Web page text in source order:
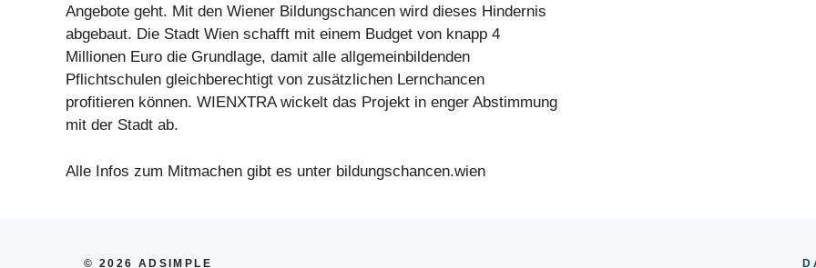
Angebote geht. Mit den Wiener Bildungschancen wird dieses Hindernis
abgebaut. Die Stadt Wien schafft mit einem Budget von knapp 4
Millionen Euro die Grundlage, damit alle allgemeinbildenden
Pflichtschulen gleichberechtigt von zusätzlichen Lernchancen
profitieren können. WIENXTRA wickelt das Projekt in enger Abstimmung
mit der Stadt ab.
Alle Infos zum Mitmachen gibt es unter bildungschancen.wien
© 2026 ADSIMPLE